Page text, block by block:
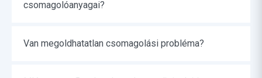
csomagolóanyagai?
Van megoldhatatlan csomagolási probléma?